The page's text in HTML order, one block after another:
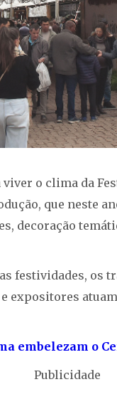
o clima da
que neste
decoração
festividades, os
expositores
embelezam o
Publicidade